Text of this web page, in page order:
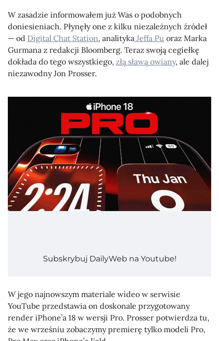
W zasadzie informowałem już Was o podobnych
doniesieniach. Płynęły one z kilku niezależnych źródeł
— od Digital Chat Station, analityka Jeffa Pu oraz Marka
Gurmana z redakcji Bloomberg. Teraz swoją cegiełkę
dokłada do tego wszystkiego, złą sławą owiany, ale dalej
niezawodny Jon Prosser.
Subskrybuj DailyWeb na Youtube!
W jego najnowszym materiale wideo w serwisie
YouTube przedstawia on doskonale przygotowany
render iPhone’a 18 w wersji Pro. Prosser potwierdza tu,
że we wrześniu zobaczymy premierę tylko modeli Pro,